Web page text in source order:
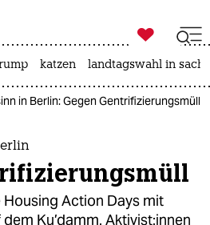
zahl ich
ich

taz zahl ich
katzen landtagswahl in
in Berlin: Gegen Gentrifizierungsmüll
Action Days mit
Ku’damm. Aktivist:innen